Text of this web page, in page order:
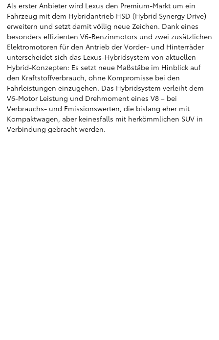
Als erster Anbieter wird Lexus den Premium-Markt um ein
Fahrzeug mit dem Hybridantrieb HSD (Hybrid Synergy Drive)
erweitern und setzt damit völlig neue Zeichen. Dank eines
besonders effizienten V6-Benzinmotors und zwei zusätzlichen
Elektromotoren für den Antrieb der Vorder- und Hinterräder
unterscheidet sich das Lexus-Hybridsystem von aktuellen
Hybrid-Konzepten: Es setzt neue Maßstäbe im Hinblick auf
den Kraftstoffverbrauch, ohne Kompromisse bei den
Fahrleistungen einzugehen. Das Hybridsystem verleiht dem
V6-Motor Leistung und Drehmoment eines V8 – bei
Verbrauchs- und Emissionswerten, die bislang eher mit
Kompaktwagen, aber keinesfalls mit herkömmlichen SUV in
Verbindung gebracht werden.